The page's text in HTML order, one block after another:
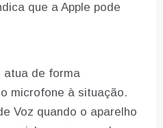
que a Apple pode
atua de forma
microfone à situação.
Voz quando o aparelho